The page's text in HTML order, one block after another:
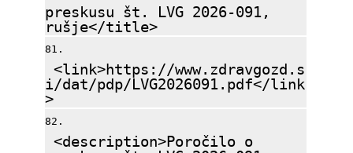
preskusu št. LVG 2026-091,
rušje</title>
<link>https://www.zdravgozd.s
i/dat/pdp/LVG2026091.pdf</link
>
<description>Poročilo o